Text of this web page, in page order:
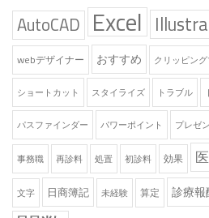
AutoCAD Excel
webデザイナー おすすめ クリッピング
ショートカット スタイライズ トラブル
パスファインダー パワーポイント プレゼン
事務職 再診料 処置 初診料 効果
文字 日商簿記 未経験 算定 診療